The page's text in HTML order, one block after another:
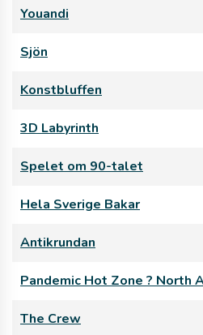
Youandi
Sjön
Konstbluffen
3D Labyrinth
Spelet om 90-talet
Hela Sverige Bakar
Antikrundan
Pandemic Hot Zone ? North
The Crew